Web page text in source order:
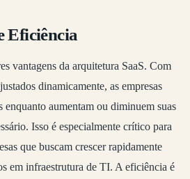
Eficiência
vantagens da arquitetura SaaS. Com
dinamicamente, as empresas
enquanto aumentam ou diminuem suas
Isso é especialmente crítico para
que buscam crescer rapidamente
em infraestrutura de TI. A eficiência é